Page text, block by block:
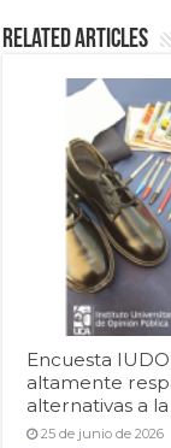
Related Articles
Encuesta
altamente
alternativas a
25 de junio de 2026